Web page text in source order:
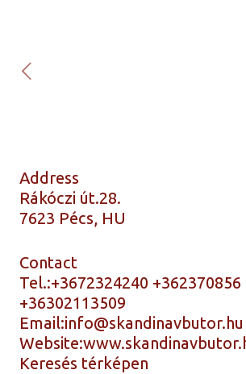
Address
Rákóczi út.28.
7623 Pécs, HU
Contact
Tel.:+3672324240 +362370856
+36302113509
Email:info@skandinavbutor.hu
Website:
Keresés térképen